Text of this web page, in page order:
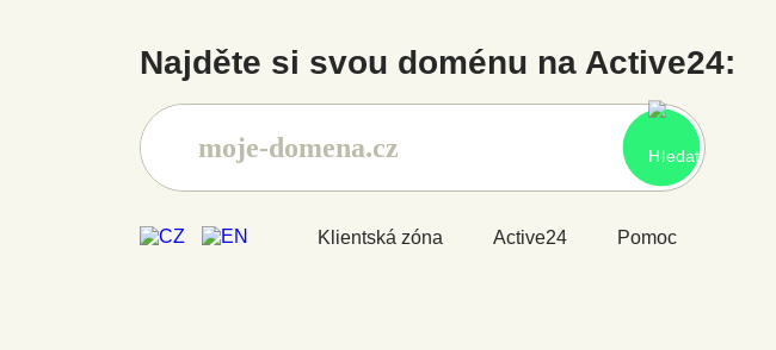
Najděte si svou doménu na Active24:
Klientská zóna Active24 Pomoc